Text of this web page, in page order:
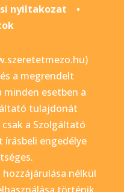
nyiltakozat •
a megrendelt
esetben a
tulajdonát
a Szolgáltató
engedélye
nélkül